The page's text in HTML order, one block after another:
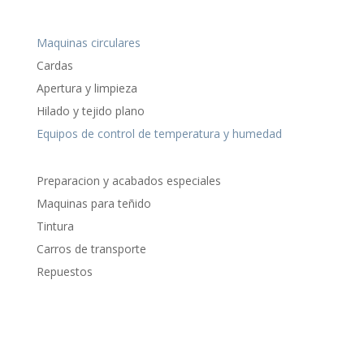
Maquinas circulares
Cardas
Apertura y limpieza
Hilado y tejido plano
Equipos de control de temperatura y humedad
Preparacion y acabados especiales
Maquinas para teñido
Tintura
Carros de transporte
Repuestos